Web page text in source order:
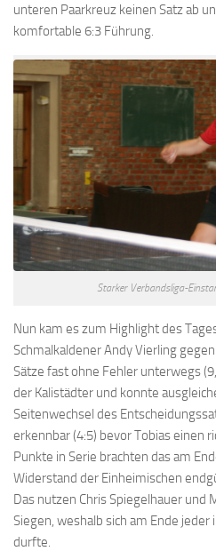
unteren Paarkreuz keinen Satz ab
komfortable 6:3 Führung.
Starker Verbandsliga-
Nun kam es zum Highlight des
Schmalkaldener Andy Vierling
Sätze fast ohne Fehler unterwegs
der Kalistädter und konnte
Seitenwechsel des
erkennbar (4:5) bevor Tobias einen
Punkte in Serie brachten das am
Widerstand der Einheimischen
Das nutzen Chris Spiegelhauer und
Siegen, weshalb sich am Ende
durfte.